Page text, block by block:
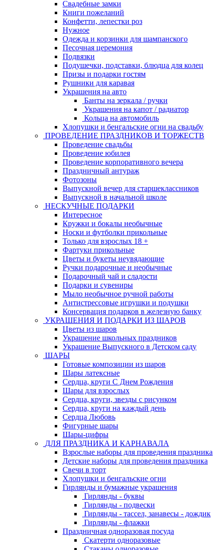
Свадебные замки
Книги пожеланий
Конфетти, лепестки роз
Нужное
Одежда и корзинки для шампанского
Песочная церемония
Подвязки
Подушечки, подставки, блюдца для колец
Призы и подарки гостям
Рушники для каравая
Украшения на авто
Банты на зеркала / ручки
Украшения на капот / радиатор
Кольца на автомобиль
Хлопушки и бенгальские огни на свадьбу
ПРОВЕДЕНИЕ ПРАЗДНИКОВ И ТОРЖЕСТВ
Проведение свадьбы
Проведение юбилея
Проведение корпоративного вечера
Праздничный антураж
Фотозоны
Выпускной вечер для старшеклассников
Выпускной в начальной школе
НЕСКУЧНЫЕ ПОДАРКИ
Интересное
Кружки и бокалы необычные
Носки и футболки прикольные
Только для взрослых 18 +
Фартуки прикольные
Цветы и букеты неувядающие
Ручки подарочные и необычные
Подарочный чай и сладости
Подарки и сувениры
Мыло необычное ручной работы
Антистрессовые игрушки и подушки
Консервация подарков в железную банку
УКРАШЕНИЯ И ПОДАРКИ ИЗ ШАРОВ
Цветы из шаров
Украшение школьных праздников
Украшение Выпускного в Детском саду
ШАРЫ
Готовые композиции из шаров
Шары латексные
Сердца, круги С Днем Рождения
Шары для взрослых
Сердца, круги, звезды с рисунком
Сердца, круги на каждый день
Сердца Любовь
Фигурные шары
Шары-цифры
ДЛЯ ПРАЗДНИКА И КАРНАВАЛА
Взрослые наборы для проведения праздника
Детские наборы для проведения праздника
Свечи в торт
Хлопушки и бенгальские огни
Гирлянды и бумажные украшения
Гирлянды - буквы
Гирлянды - подвески
Гирлянды - тассел, занавесы - дождик
Гирлянды - флажки
Праздничная одноразовая посуда
Скатерти одноразовые